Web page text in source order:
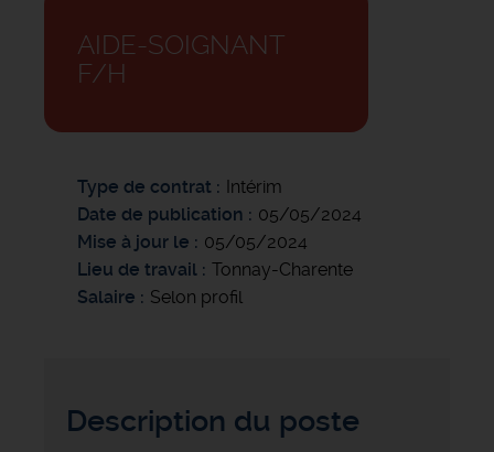
AIDE-SOIGNANT
F/H
Type de contrat
Intérim
Date de publication
05/05/2024
Mise à jour le
05/05/2024
Lieu de travail
Tonnay-Charente
Salaire
Selon profil
Description du poste